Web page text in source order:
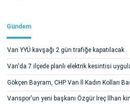
Gündem
Van YYÜ kavşağı 2 gün trafiğe kapatılacak
Van'da 7 ilçede planlı elektrik kesintisi
Gökçen Bayram, CHP Van İl Kadın Kolları
Vanspor'un yeni başkanı Özgür İreç İlhan